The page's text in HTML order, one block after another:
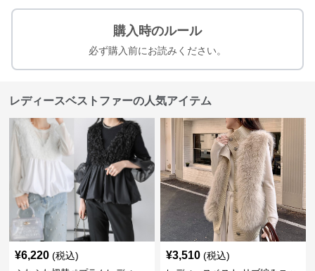
購入時のルール
必ず購入前にお読みください。
レディースベストファーの人気アイテム
¥6,220 (税込) ¥3,510 (税込)